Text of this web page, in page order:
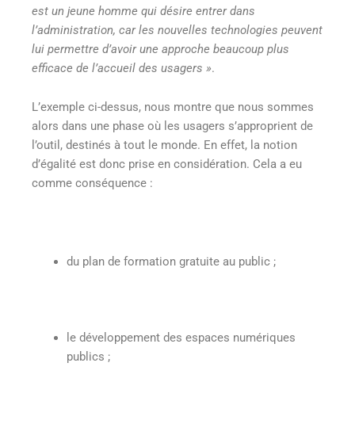
est un jeune homme qui désire entrer dans
l’administration, car les nouvelles technologies peuvent
lui permettre d’avoir une approche beaucoup plus
efficace de l’accueil des usagers ».
L’exemple ci-dessus, nous montre que nous sommes
alors dans une phase où les usagers s’approprient de
l’outil, destinés à tout le monde. En effet, la notion
d’égalité est donc prise en considération. Cela a eu
comme conséquence :
du plan de formation gratuite au public ;
le développement des espaces numériques
publics ;